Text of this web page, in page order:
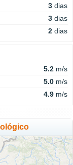
3 dias
3 dias
2 dias
5.2 m/s
5.0 m/s
4.9 m/s